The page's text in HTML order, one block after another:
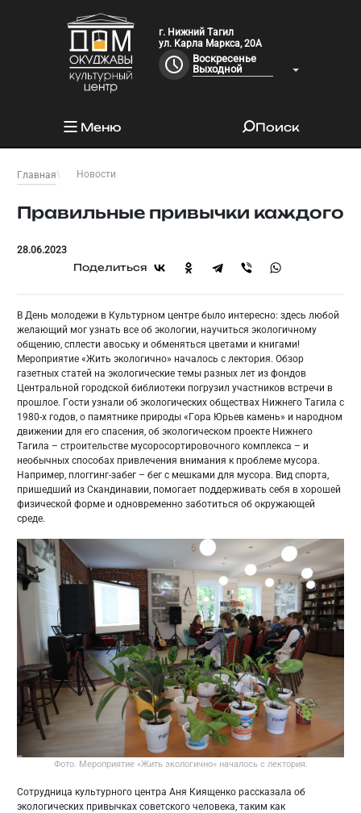
г. Нижний Тагил
ул. Карла Маркса, 20А
Воскресенье
Выходной
Меню Поиск
Главная Новости
Правильные привычки каждого
28.06.2023
Поделиться
В День молодежи в Культурном центре было интересно: здесь любой
желающий мог узнать все об экологии, научиться экологичному
общению, сплести авоську и обменяться цветами и книгами!
Мероприятие «Жить экологично» началось с лектория. Обзор
газетных статей на экологические темы разных лет из фондов
Центральной городской библиотеки погрузил участников встречи в
прошлое. Гости узнали об экологических обществах Нижнего Тагила с
1980-х годов, о памятнике природы «Гора Юрьев камень» и народном
движении для его спасения, об экологическом проекте Нижнего
Тагила – строительстве мусоросортировочного комплекса – и
необычных способах привлечения внимания к проблеме мусора.
Например, плоггинг-забег – бег с мешками для мусора. Вид спорта,
пришедший из Скандинавии, помогает поддерживать себя в хорошей
физической форме и одновременно заботиться об окружающей
среде.
Фото. Мероприятие «Жить экологично» началось с лектория.
Сотрудница культурного центра Аня Киященко рассказала об
экологических привычках советского человека, таким как